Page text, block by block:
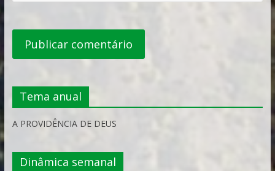
Tema anual
A PROVIDÊNCIA DE DEUS
Dinâmica semanal